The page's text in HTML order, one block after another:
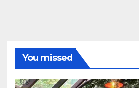
You missed